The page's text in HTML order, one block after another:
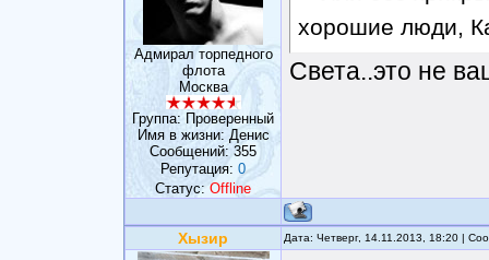
Адмирал торпедного
флота
Москва
Группа: Проверенный
Имя в жизни: Денис
Сообщений: 355
Репутация: 0
Статус:Offline
хорошие люди,
Света..это не
Хызир Дата: Четверг, 14.11.2013, 18:20 |